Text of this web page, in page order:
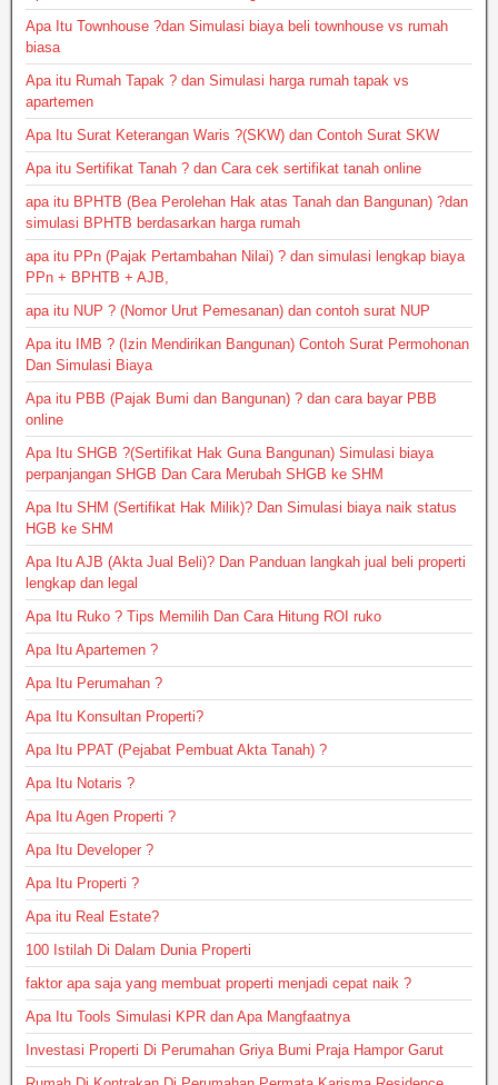
Apa Itu Townhouse ?dan Simulasi biaya beli townhouse vs rumah
biasa
Apa itu Rumah Tapak ? dan Simulasi harga rumah tapak vs
apartemen
Apa Itu Surat Keterangan Waris ?(SKW) dan Contoh Surat SKW
Apa itu Sertifikat Tanah ? dan Cara cek sertifikat tanah online
apa itu BPHTB (Bea Perolehan Hak atas Tanah dan Bangunan) ?dan
simulasi BPHTB berdasarkan harga rumah
apa itu PPn (Pajak Pertambahan Nilai) ? dan simulasi lengkap biaya
PPn + BPHTB + AJB,
apa itu NUP ? (Nomor Urut Pemesanan) dan contoh surat NUP
Apa itu IMB ? (Izin Mendirikan Bangunan) Contoh Surat Permohonan
Dan Simulasi Biaya
Apa itu PBB (Pajak Bumi dan Bangunan) ? dan cara bayar PBB
online
Apa Itu SHGB ?(Sertifikat Hak Guna Bangunan) Simulasi biaya
perpanjangan SHGB Dan Cara Merubah SHGB ke SHM
Apa Itu SHM (Sertifikat Hak Milik)? Dan Simulasi biaya naik status
HGB ke SHM
Apa Itu AJB (Akta Jual Beli)? Dan Panduan langkah jual beli properti
lengkap dan legal
Apa Itu Ruko ? Tips Memilih Dan Cara Hitung ROI ruko
Apa Itu Apartemen ?
Apa Itu Perumahan ?
Apa Itu Konsultan Properti?
Apa Itu PPAT (Pejabat Pembuat Akta Tanah) ?
Apa Itu Notaris ?
Apa Itu Agen Properti ?
Apa Itu Developer ?
Apa Itu Properti ?
Apa itu Real Estate?
100 Istilah Di Dalam Dunia Properti
faktor apa saja yang membuat properti menjadi cepat naik ?
Apa Itu Tools Simulasi KPR dan Apa Mangfaatnya
Investasi Properti Di Perumahan Griya Bumi Praja Hampor Garut